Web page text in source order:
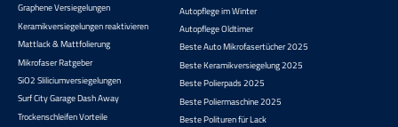
Graphene Versiegelungen
Keramikversiegelungen reaktivieren
Mattlack & Mattfolierung
Mikrofaser Ratgeber
SiO2 Sliliciumversiegelungen
Surf City Garage Dash Away
Trockenschleifen Vorteile
Autopflege im Winter
Autopflege Oldtimer
Beste Auto Mikrofasertücher 2025
Beste Keramikversiegelung 2025
Beste Polierpads 2025
Beste Poliermaschine 2025
Beste Polituren für Lack